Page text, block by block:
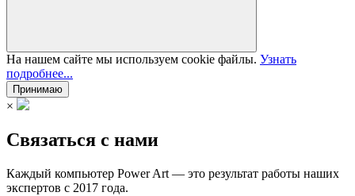
На нашем сайте мы используем cookie файлы. Узнать
подробнее...
Принимаю
×
Связаться с нами
Каждый компьютер Power Art — это результат работы наших
экспертов с 2017 года.